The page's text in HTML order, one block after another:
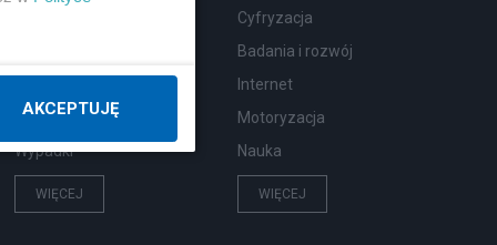
Ekologia
Wypadki
WIĘCEJ
Cyfryzacja
Badania i rozwój
Internet
Motoryzacja
Nauka
WIĘCEJ
AKCEPTUJĘ